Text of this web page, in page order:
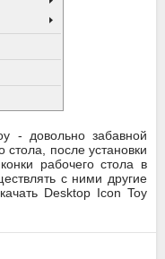
- довольно забавной
после установки
рабочего стола в
с ними другие
Desktop Icon Toy